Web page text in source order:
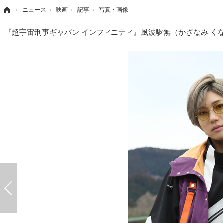
› ニュース › 映画 › 記事 › 写真・画像
『超宇宙刑事ギャバン インフィニティ』風波駆無（かざなみ く